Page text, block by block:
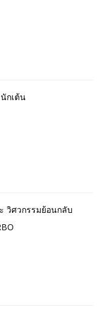
กเต้น
วิศวกรรมย้อนกลับ